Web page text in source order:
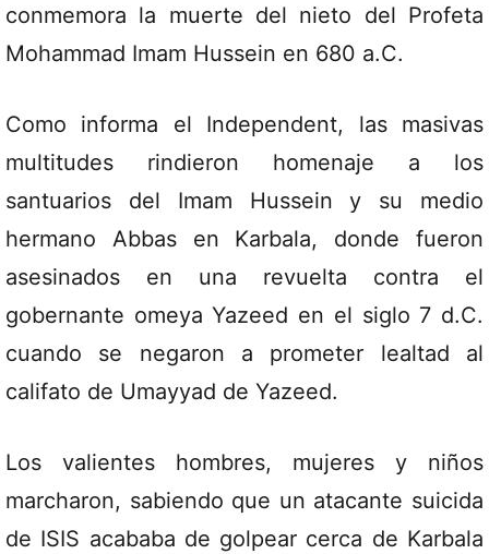
conmemora la muerte del nieto del Profeta
Mohammad Imam Hussein en 680 a.C.
Como informa el Independent, las masivas
multitudes rindieron homenaje a los
santuarios del Imam Hussein y su medio
hermano Abbas en Karbala, donde fueron
asesinados en una revuelta contra el
gobernante omeya Yazeed en el siglo 7 d.C.
cuando se negaron a prometer lealtad al
califato de Umayyad de Yazeed.
Los valientes hombres, mujeres y niños
marcharon, sabiendo que un atacante suicida
de ISIS acababa de golpear cerca de Karbala